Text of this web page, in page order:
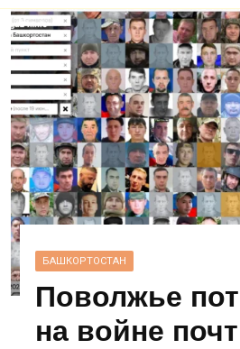
БАШКОРТОСТАН
Поволжье
на войне